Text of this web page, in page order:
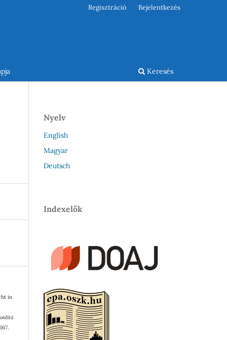
Keresés
Regisztráció Bejelentkezés
in
Nyelv
English
Magyar
Deutsch
Indexelők